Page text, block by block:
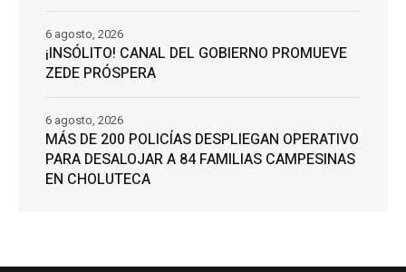
¡INSÓLITO! CANAL DEL GOBIERNO PROMUEVE
ZEDE PRÓSPERA
6 agosto, 2026
MÁS DE 200 POLICÍAS DESPLIEGAN OPERATIVO
PARA DESALOJAR A 84 FAMILIAS CAMPESINAS
EN CHOLUTECA
6 agosto, 2026